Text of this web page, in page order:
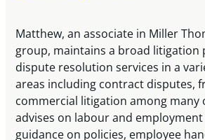
Matthew, an associate in Miller
group, maintains a broad litigation
dispute resolution services in a
areas including contract disputes,
commercial litigation among many
advises on labour and
guidance on policies, employee